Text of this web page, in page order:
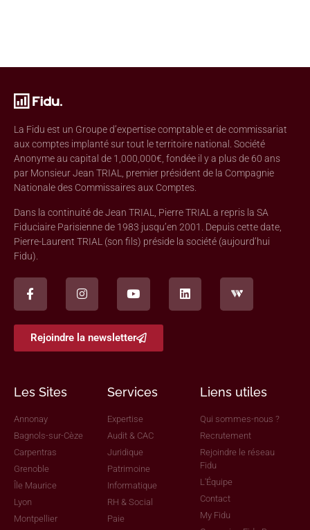
La Fidu est un Groupe d’expertise comptable et de commissariat
aux comptes implanté sur tout le territoire national. Société
Anonyme au capital de 1,000,000€, fondée il y a plus de 60 ans
par Monsieur Jean TRIAL, premier président de la Compagnie
Nationale des Commissaires aux Comptes.
Dans la continuité de Jean TRIAL, Pierre TRIAL a repris la SA
Fiduciaire Parisienne de 1983 jusqu’en 2001. Depuis cette date,
Pierre-Laurent TRIAL (son fils) préside la société (aujourd’hui
Fidu).
Rejoindre la newsletter
Les Sites
Annonay
Bagnols-sur-Cèze
Carpentras
Grenoble
Île Maurice
Lyon
Montpellier
Services
Expertise
Audit & CAC
Juridique
Patrimoine
Informatique
RH & Social
Paie
Liens utiles
Qui sommes-nous ?
Recrutement
Rejoindre le réseau
Fidu
L'Équipe
Contact
My Fidu